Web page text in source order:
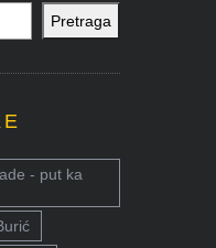
Pretraga
- put ka